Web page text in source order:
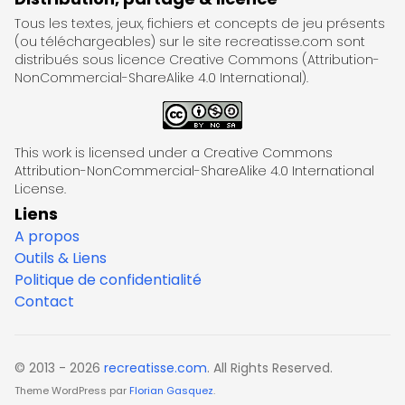
Tous les textes, jeux, fichiers et concepts de jeu présents
(ou téléchargeables) sur le site recreatisse.com sont
distribués sous licence Creative Commons (Attribution-
NonCommercial-ShareAlike 4.0 International).
This work is licensed under a Creative Commons
Attribution-NonCommercial-ShareAlike 4.0 International
License.
Liens
A propos
Outils & Liens
Politique de confidentialité
Contact
© 2013 - 2026 recreatisse.com. All Rights Reserved.
Theme WordPress par Florian Gasquez.